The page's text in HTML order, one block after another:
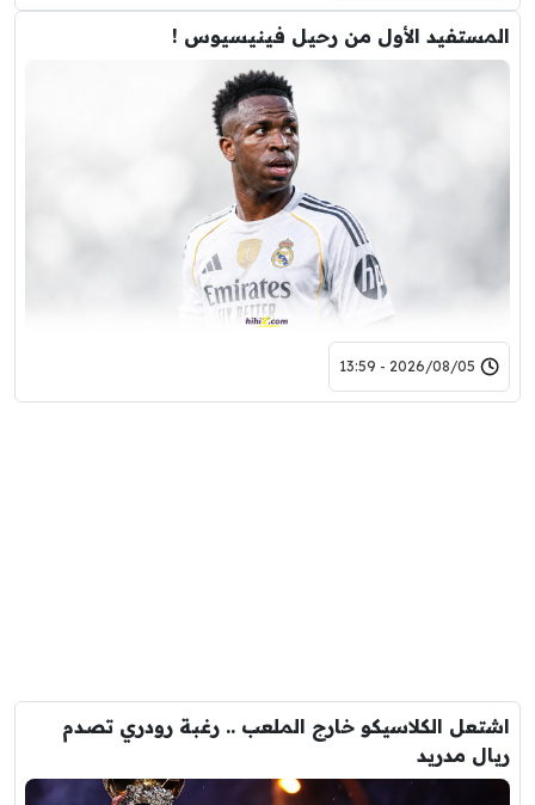
المستفيد الأول من رحيل فينيسيوس !
2026/08/05 - 13:59
اشتعل الكلاسيكو خارج الملعب .. رغبة رودري تصدم
ريال مدريد